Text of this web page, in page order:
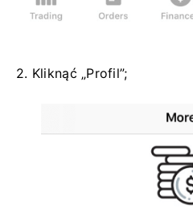
2. Kliknąć „Profil”;